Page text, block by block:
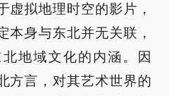
虚拟地理时空的影片，
本身与东北并无关联，
地域文化的内涵。因
方言，对其艺术世界的